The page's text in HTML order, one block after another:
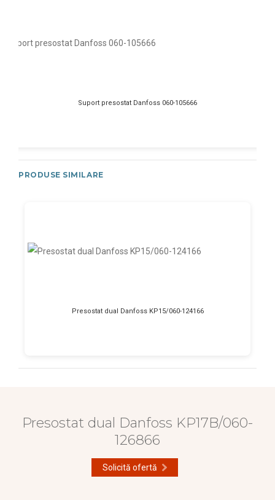
Suport presostat Danfoss 060-105666
PRODUSE SIMILARE
Presostat dual Danfoss KP15/060-124166
Presostat dual Danfoss KP17B/060-
126866
Solicită ofertă